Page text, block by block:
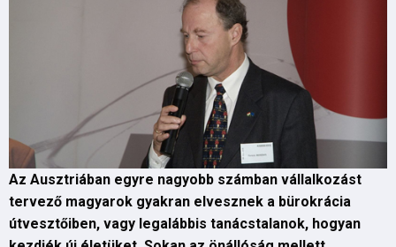
Az Ausztriában egyre nagyobb számban vállalkozást
tervező magyarok gyakran elvesznek a bürokrácia
útvesztőiben, vagy legalábbis tanácstalanok, hogyan